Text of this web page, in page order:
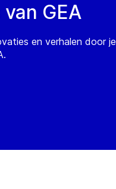
GEA
en verhalen door je